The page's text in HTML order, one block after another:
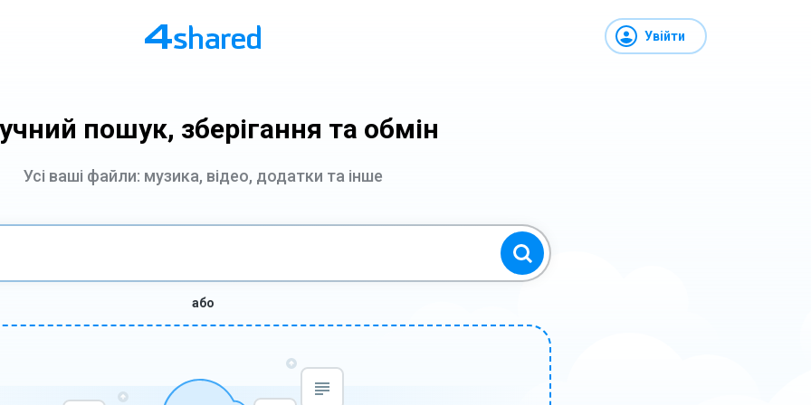
Увійти
пошук, зберігання та обмін
Усі ваші файли: музика, відео, додатки та інше
або